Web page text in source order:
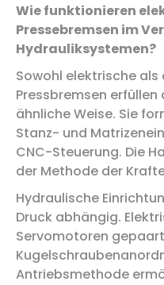
Wie funktionieren
Pressebremsen im
Hydrauliksystemen?
Sowohl elektrische
Pressbremsen
ähnliche Weise. Sie
Stanz- und
CNC-Steuerung. Die
der Methode der
Hydraulische
Druck abhängig.
Servomotoren
Antriebsmethode